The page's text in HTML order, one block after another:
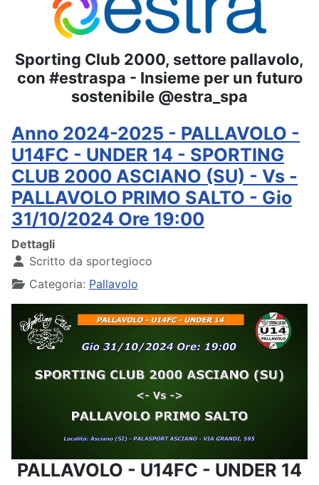
Sporting Club 2000, settore pallavolo,
con #estraspa - Insieme per un futuro
sostenibile @estra_spa
Anno 2024-2025 - PALLAVOLO -
U14FC - UNDER 14 - SPORTING
CLUB 2000 ASCIANO (SU) - Vs -
PALLAVOLO PRIMO SALTO - Gio
31/10/2024 Ore 19:00
Dettagli
Scritto da sportegioco
Categoria: Pallavolo
PALLAVOLO - U14FC - UNDER 14